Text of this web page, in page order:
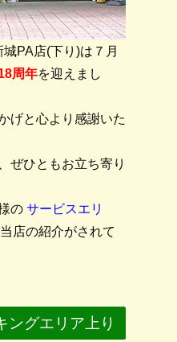
PA店(下り)は７月
周年を迎えまし
げと心より感謝いた
ぜひともお立ち寄り
の サービスエリ
店の紹介がされて
ングエリア上り